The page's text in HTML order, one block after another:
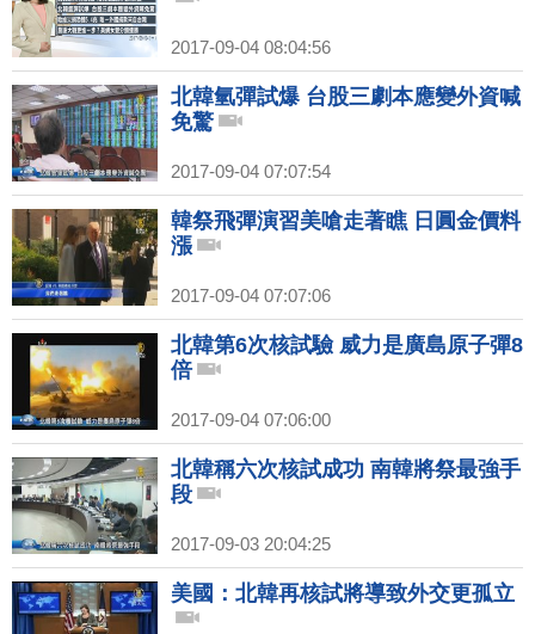
2017-09-04 08:04:56
北韓氫彈試爆 台股三劇本應變外資喊
免驚
2017-09-04 07:07:54
韓祭飛彈演習美嗆走著瞧 日圓金價料
漲
2017-09-04 07:07:06
北韓第6次核試驗 威力是廣島原子彈8
倍
2017-09-04 07:06:00
北韓稱六次核試成功 南韓將祭最強手
段
2017-09-03 20:04:25
美國：北韓再核試將導致外交更孤立